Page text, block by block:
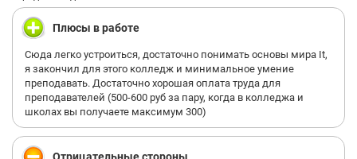
Плюсы в работе
Сюда легко устроиться, достаточно понимать основы мира It,
я закончил для этого колледж и минимальное умение
преподавать. Достаточно хорошая оплата труда для
преподавателей (500-600 руб за пару, когда в колледжа и
школах вы получаете максимум 300)